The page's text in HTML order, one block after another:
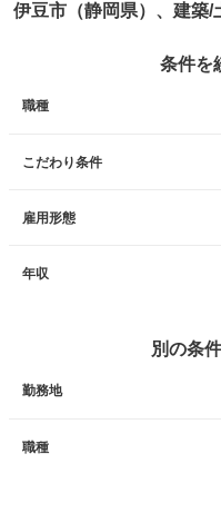
伊豆市（静岡県）、建築/
条件を
職種
こだわり条件
雇用形態
年収
別の条
勤務地
職種